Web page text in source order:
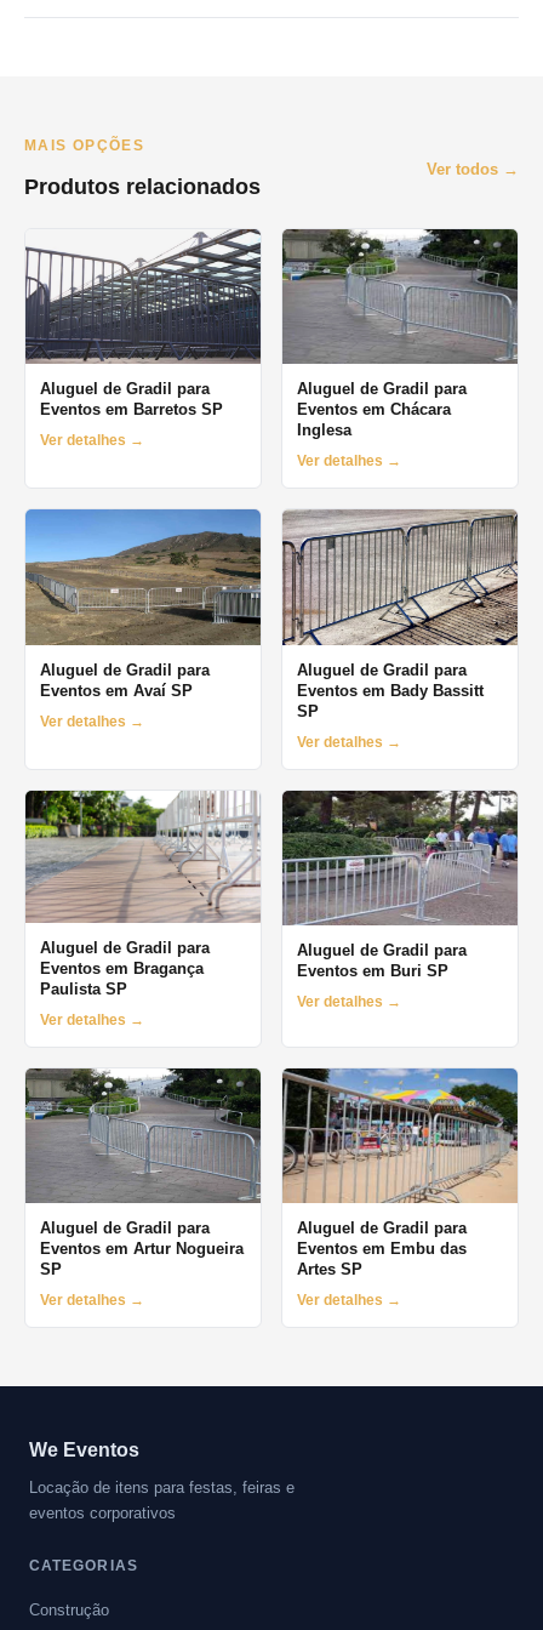
MAIS OPÇÕES
Produtos relacionados
Ver todos →
Aluguel de Gradil para
Eventos em Barretos SP
Ver detalhes →
Aluguel de Gradil para
Eventos em Chácara
Inglesa
Ver detalhes →
Aluguel de Gradil para
Eventos em Avaí SP
Ver detalhes →
Aluguel de Gradil para
Eventos em Bady Bassitt
SP
Ver detalhes →
Aluguel de Gradil para
Eventos em Bragança
Paulista SP
Ver detalhes →
Aluguel de Gradil para
Eventos em Buri SP
Ver detalhes →
Aluguel de Gradil para
Eventos em Artur Nogueira
SP
Ver detalhes →
Aluguel de Gradil para
Eventos em Embu das
Artes SP
Ver detalhes →
We Eventos
Locação de itens para festas, feiras e
eventos corporativos
CATEGORIAS
Construção